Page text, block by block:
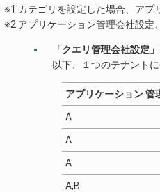
※1 カテゴリを設定した場合、アプ
※2 アプリケーション管理会社設定
「クエリ管理会社設定
以下、１つのテナント
アプリケーション 管
A
A
A
A,B